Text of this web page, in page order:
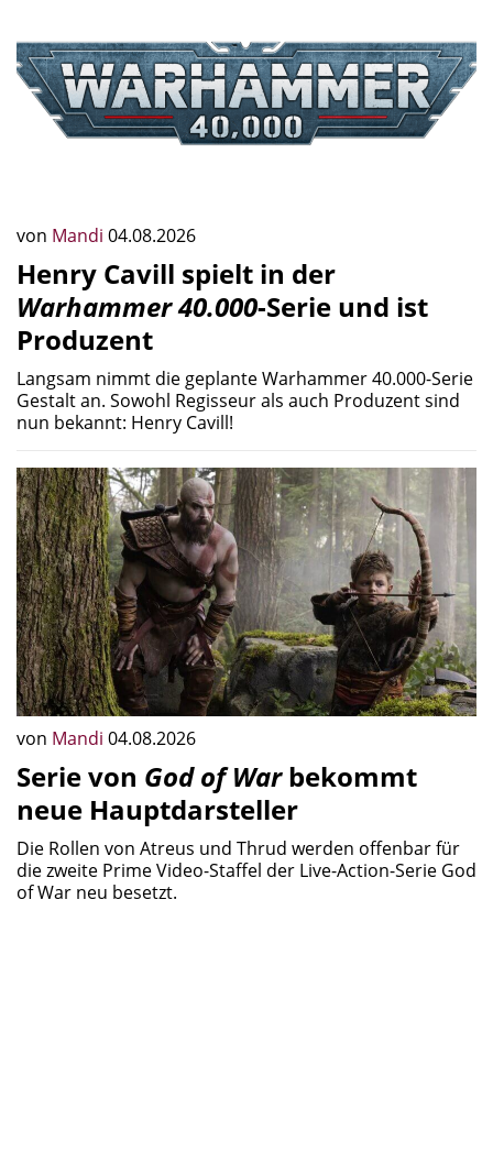
von Mandi 04.08.2026
Henry Cavill spielt in der
Warhammer 40.000-Serie und ist
Produzent
Langsam nimmt die geplante Warhammer 40.000-Serie
Gestalt an. Sowohl Regisseur als auch Produzent sind
nun bekannt: Henry Cavill!
von Mandi 04.08.2026
Serie von God of Warbekommt
neue Hauptdarsteller
Die Rollen von Atreus und Thrud werden offenbar für
die zweite Prime Video-Staffel der Live-Action-Serie God
of War neu besetzt.